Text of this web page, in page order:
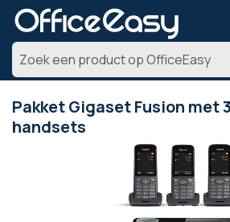
Pakket Gigaset Fusion met
handsets